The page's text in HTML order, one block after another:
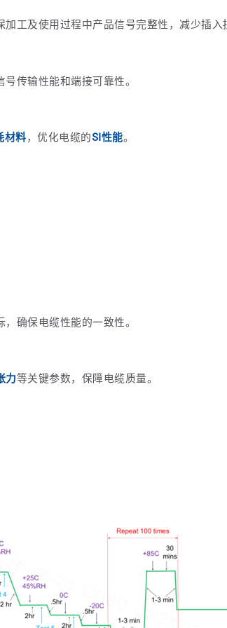
加工及使用过程中产品信号完整性，减少插入
号传输性能和端接可靠性。
材料，优化电缆的SI性能。
确保电缆性能的一致性。
力等关键参数，保障电缆质量。